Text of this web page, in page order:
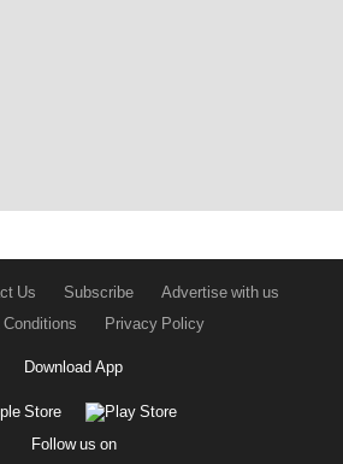
Us Subscribe
Advertise with us
Privacy Policy
Download App
Follow us on